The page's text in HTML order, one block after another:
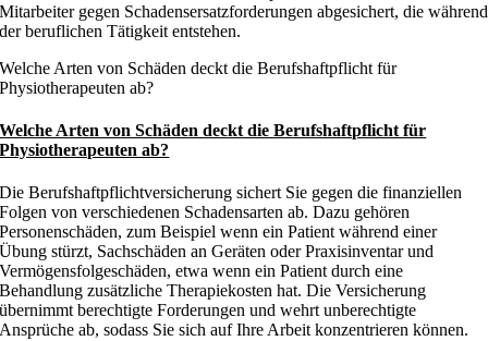
Mitarbeiter gegen Schadensersatzforderungen abgesichert, die während
der beruflichen Tätigkeit entstehen.
Welche Arten von Schäden deckt die Berufshaftpflicht für
Physiotherapeuten ab?
Welche Arten von Schäden deckt die Berufshaftpflicht für
Physiotherapeuten ab?
Die Berufshaftpflichtversicherung sichert Sie gegen die finanziellen
Folgen von verschiedenen Schadensarten ab. Dazu gehören
Personenschäden, zum Beispiel wenn ein Patient während einer
Übung stürzt, Sachschäden an Geräten oder Praxisinventar und
Vermögensfolgeschäden, etwa wenn ein Patient durch eine
Behandlung zusätzliche Therapiekosten hat. Die Versicherung
übernimmt berechtigte Forderungen und wehrt unberechtigte
Ansprüche ab, sodass Sie sich auf Ihre Arbeit konzentrieren können.